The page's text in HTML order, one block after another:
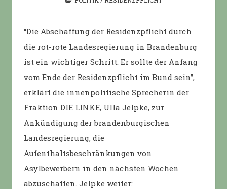
“Die Abschaffung der Residenzpflicht durch
die rot-rote Landesregierung in Brandenburg
ist ein wichtiger Schritt. Er sollte der Anfang
vom Ende der Residenzpflicht im Bund sein”,
erklärt die innenpolitische Sprecherin der
Fraktion DIE LINKE, Ulla Jelpke, zur
Ankündigung der brandenburgischen
Landesregierung, die
Aufenthaltsbeschränkungen von
Asylbewerbern in den nächsten Wochen
abzuschaffen. Jelpke weiter: